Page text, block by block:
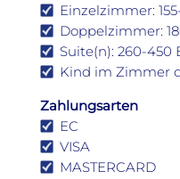
Einzelzimmer:
Doppelzimmer:
Suite(n): 260-450
Kind im Zimmer
Zahlungsarten
EC
VISA
MASTERCARD